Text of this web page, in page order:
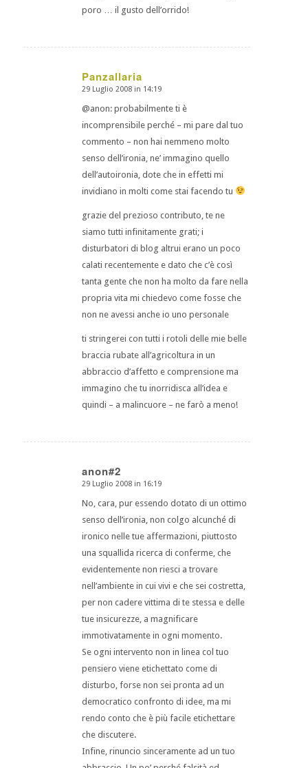
poro … il gusto dell’orrido!
Panzallaria
dice:
29 Luglio 2008 in 14:19
@anon: probabilmente ti è
incomprensibile perché – mi pare dal tuo
commento – non hai nemmeno molto
senso dell’ironia, ne’ immagino quello
dell’autoironia, dote che in effetti mi
invidiano in molti come stai facendo tu
grazie del prezioso contributo, te ne
siamo tutti infinitamente grati; i
disturbatori di blog altrui erano un poco
calati recentemente e dato che c’è così
tanta gente che non ha molto da fare nella
propria vita mi chiedevo come fosse che
non ne avessi anche io uno personale
ti stringerei con tutti i rotoli delle mie belle
braccia rubate all’agricoltura in un
abbraccio d’affetto e comprensione ma
immagino che tu inorridisca all’idea e
quindi – a malincuore – ne farò a meno!
anon#2
dice:
29 Luglio 2008 in 16:19
No, cara, pur essendo dotato di un ottimo
senso dell’ironia, non colgo alcunché di
ironico nelle tue affermazioni, piuttosto
una squallida ricerca di conferme, che
evidentemente non riesci a trovare
nell’ambiente in cui vivi e che sei costretta,
per non cadere vittima di te stessa e delle
tue insicurezze, a magnificare
immotivatamente in ogni momento.
Se ogni intervento non in linea col tuo
pensiero viene etichettato come di
disturbo, forse non sei pronta ad un
democratico confronto di idee, ma mi
rendo conto che è più facile etichettare
che discutere.
Infine, rinuncio sinceramente ad un tuo